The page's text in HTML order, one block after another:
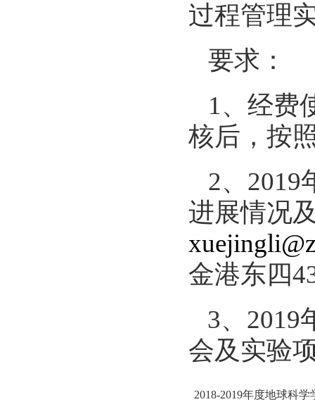
过程管理
要求：
1、经费
核后，按
2、2019
进展情况
金港东四
3、2019
会及实验
2018-2019年度地球科